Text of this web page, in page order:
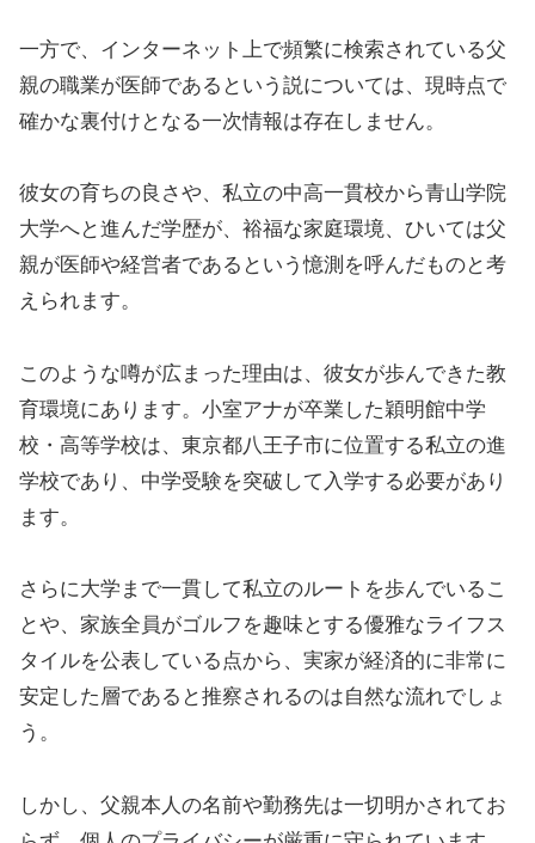
一方で、インターネット上で頻繁に検索されている父
親の職業が医師であるという説については、現時点で
確かな裏付けとなる一次情報は存在しません。
彼女の育ちの良さや、私立の中高一貫校から青山学院
大学へと進んだ学歴が、裕福な家庭環境、ひいては父
親が医師や経営者であるという憶測を呼んだものと考
えられます。
このような噂が広まった理由は、彼女が歩んできた教
育環境にあります。小室アナが卒業した穎明館中学
校・高等学校は、東京都八王子市に位置する私立の進
学校であり、中学受験を突破して入学する必要があり
ます。
さらに大学まで一貫して私立のルートを歩んでいるこ
とや、家族全員がゴルフを趣味とする優雅なライフス
タイルを公表している点から、実家が経済的に非常に
安定した層であると推察されるのは自然な流れでしょ
う。
しかし、父親本人の名前や勤務先は一切明かされてお